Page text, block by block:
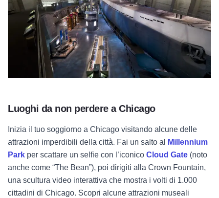
Luoghi da non perdere a Chicago
Inizia il tuo soggiorno a Chicago visitando alcune delle
attrazioni imperdibili della città. Fai un salto al
Millennium
Park per scattare un selfie con l’iconico Cloud Gate (noto
anche come “The Bean”), poi dirigiti alla Crown Fountain,
una scultura video interattiva che mostra i volti di 1.000
cittadini di Chicago. Scopri alcune attrazioni museali